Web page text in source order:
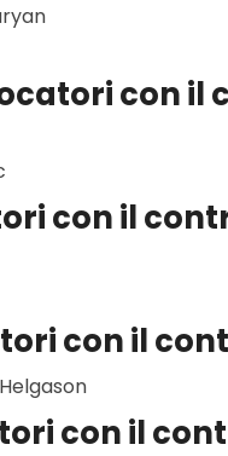
con il
con il
con il
con il